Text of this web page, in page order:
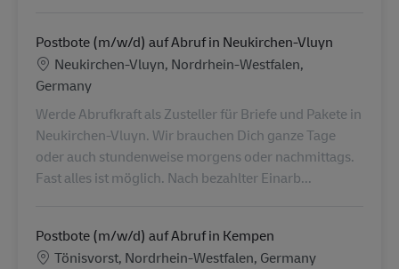
Postbote (m/w/d) auf Abruf in Neukirchen-Vluyn
Location
Neukirchen-Vluyn, Nordrhein-Westfalen,
Germany
Werde Abrufkraft als Zusteller für Briefe und Pakete in
Neukirchen-Vluyn. Wir brauchen Dich ganze Tage
oder auch stundenweise morgens oder nachmittags.
Fast alles ist möglich. Nach bezahlter Einarb...
Postbote (m/w/d) auf Abruf in Kempen
Location
Tönisvorst, Nordrhein-Westfalen, Germany